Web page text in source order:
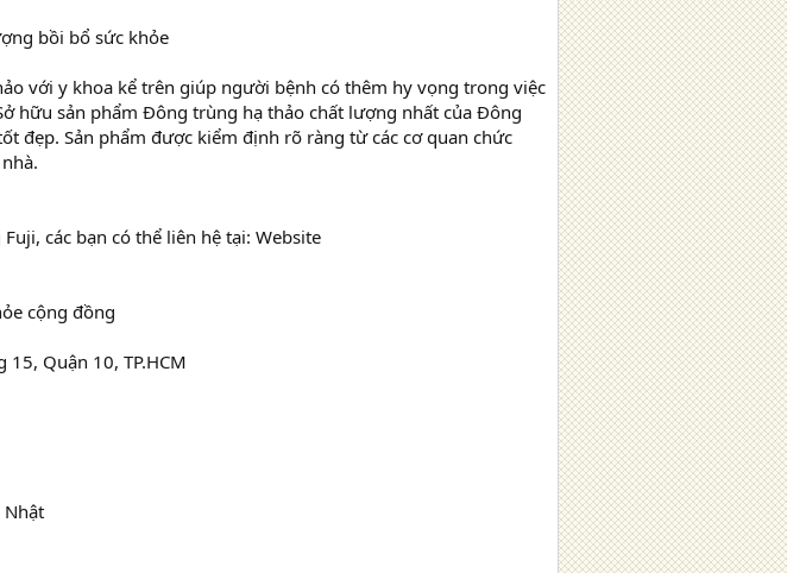
bồi bổ sức khỏe
với y khoa kể trên giúp người bệnh có thêm hy vọng trong việc
hữu sản phẩm Đông trùng hạ thảo chất lượng nhất của Đông
đẹp. Sản phẩm được kiểm định rõ ràng từ các cơ quan chức
các bạn có thể liên hệ tại: Website
cộng đồng
Quận 10, TP.HCM
Nhật